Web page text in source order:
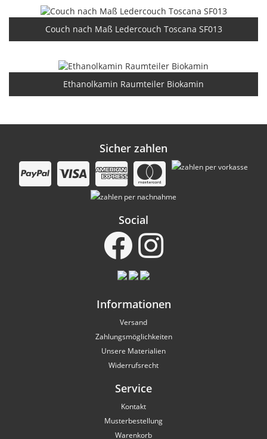
Couch nach Maß Ledercouch Toscana SF013
Ethanolkamin Raumteiler Biokamin
Sicher zahlen
Social
Informationen
Versand
Zahlungsmöglichkeiten
Unsere Materialien
Widerrufsrecht
Service
Kontakt
Musterbestellung
Warenkorb